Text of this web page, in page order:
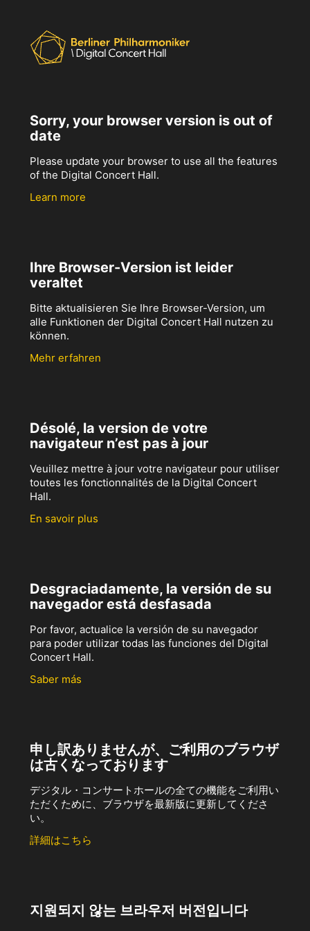
Sorry, your browser version is out of
date
Please update your browser to use all the features
of the Digital Concert Hall.
Learn more
Ihre Browser-Version ist leider
veraltet
Bitte aktualisieren Sie Ihre Browser-Version, um
alle Funktionen der Digital Concert Hall nutzen zu
können.
Mehr erfahren
Désolé, la version de votre
navigateur n’est pas à jour
Veuillez mettre à jour votre navigateur pour utiliser
toutes les fonctionnalités de la Digital Concert
Hall.
En savoir plus
Desgraciadamente, la versión de su
navegador está desfasada
Por favor, actualice la versión de su navegador
para poder utilizar todas las funciones del Digital
Concert Hall.
Saber más
申し訳ありませんが、ご利用のブラウザ
は古くなっております
デジタル・コンサートホールの全ての機能をご利用い
ただくために、ブラウザを最新版に更新してくださ
い。
詳細はこちら
지원되지 않는 브라우저 버전입니다